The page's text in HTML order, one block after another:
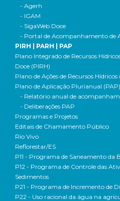
- Agerh
- IGAM
- SigaWeb Doce
- Portal de Acompanhamento de
PIRH | PARH | PAP
Plano Integrado de Recursos
Doce (PIRH)
Plano de Ações de Recursos Hídricos
Plano de Aplicação Plurianual (PAP)
- Relatório anual de
- Deliberações PAP
Programas e Projetos
Editais de Chamamento Público
Rio Vivo
Reflorestar/ES
P11 - Programa de Saneamento da
P12 - Programa de Controle das
Sedimentos
P21 - Programa de Incremento de
P22 - Uso racional da água na